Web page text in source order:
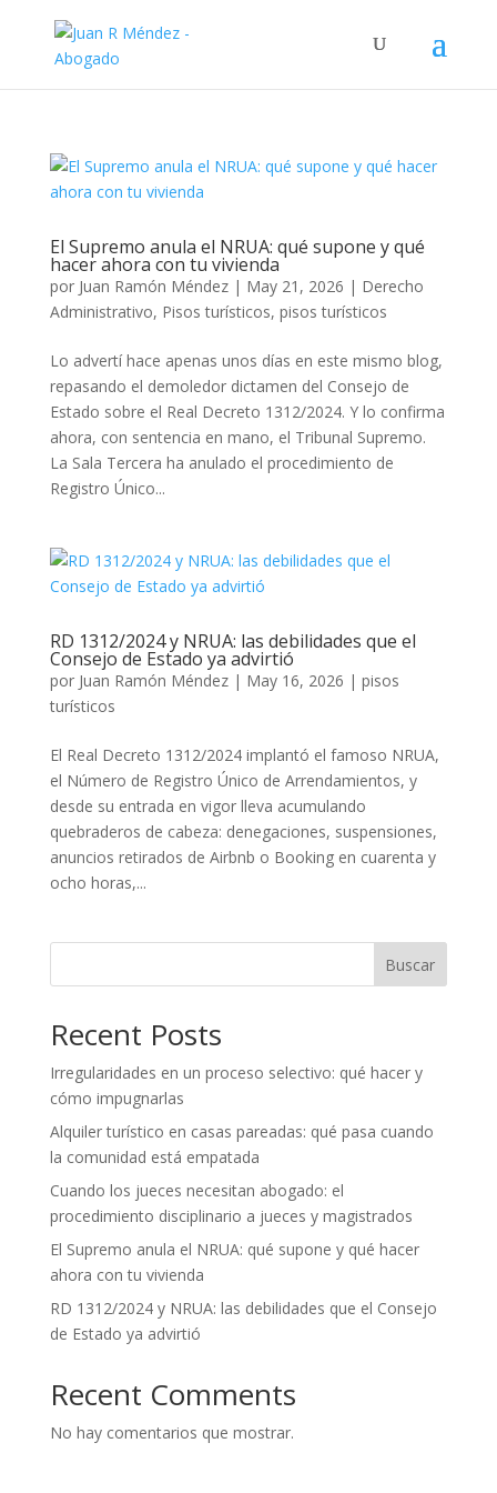
El Supremo anula el NRUA: qué supone y qué
hacer ahora con tu vivienda
por Juan Ramón Méndez| May 21, 2026 | Derecho
Administrativo, Pisos turísticos, pisos turísticos
Lo advertí hace apenas unos días en este mismo blog,
repasando el demoledor dictamen del Consejo de
Estado sobre el Real Decreto 1312/2024. Y lo confirma
ahora, con sentencia en mano, el Tribunal Supremo.
La Sala Tercera ha anulado el procedimiento de
Registro Único...
RD 1312/2024 y NRUA: las debilidades que el
Consejo de Estado ya advirtió
por Juan Ramón Méndez| May 16, 2026 | pisos
turísticos
El Real Decreto 1312/2024 implantó el famoso NRUA,
el Número de Registro Único de Arrendamientos, y
desde su entrada en vigor lleva acumulando
quebraderos de cabeza: denegaciones, suspensiones,
anuncios retirados de Airbnb o Booking en cuarenta y
ocho horas,...
Buscar
Recent Posts
Irregularidades en un proceso selectivo: qué hacer y
cómo impugnarlas
Alquiler turístico en casas pareadas: qué pasa cuando
la comunidad está empatada
Cuando los jueces necesitan abogado: el
procedimiento disciplinario a jueces y magistrados
El Supremo anula el NRUA: qué supone y qué hacer
ahora con tu vivienda
RD 1312/2024 y NRUA: las debilidades que el Consejo
de Estado ya advirtió
Recent Comments
No hay comentarios que mostrar.